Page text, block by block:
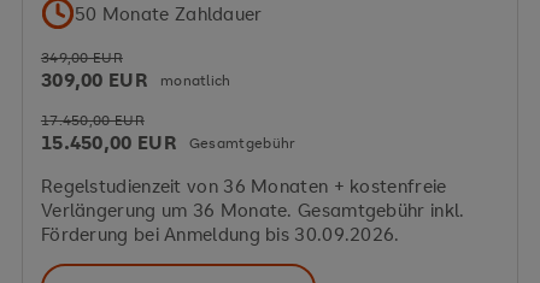
50 Monate Zahldauer
349,00 EUR
309,00 EUR monatlich
17.450,00 EUR
15.450,00 EUR Gesamtgebühr
Regelstudienzeit von 36 Monaten + kostenfreie
Verlängerung um 36 Monate. Gesamtgebühr inkl.
Förderung bei Anmeldung bis 30.09.2026.